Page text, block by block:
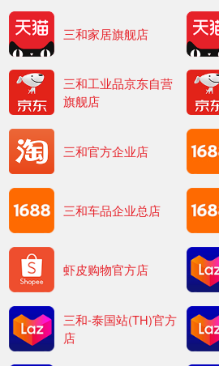
三和家居旗舰店
三和工业品京东自营
旗舰店
三和官方企业店
三和车品企业总店
虾皮购物官方店
三和-泰国站(TH)官方
店